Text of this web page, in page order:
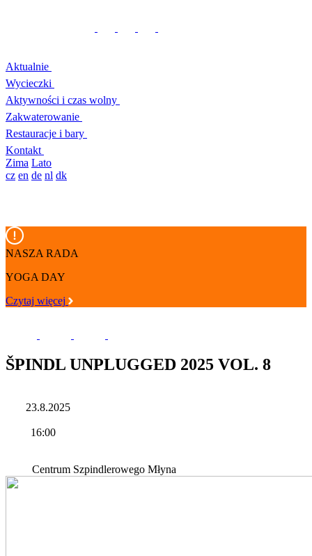
Aktualnie
Wycieczki
Aktywności i czas wolny
Zakwaterowanie
Restauracje i bary
Kontakt
Zima Lato
cz en de nl dk
NASZA RADA
YOGA DAY
Czytaj więcej
ŠPINDL UNPLUGGED 2025 VOL. 8
23.8.2025
16:00
Centrum Szpindlerowego Młyna